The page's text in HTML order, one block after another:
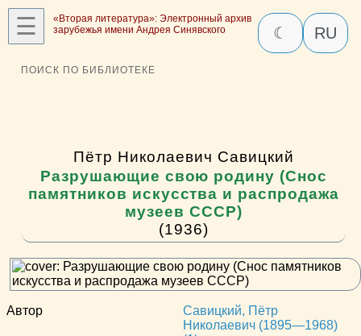
☰
«Вторая литература»: Электронный архив
зарубежья имени Андрея Синявского
☾ RU
ПОИСК ПО БИБЛИОТЕКЕ
Пётр Николаевич Савицкий
Разрушающие свою родину (Снос
памятников искусства и распродажа
музеев СССР)
(1936)
Автор
Савицкий, Пётр
Николаевич (1895—1968)